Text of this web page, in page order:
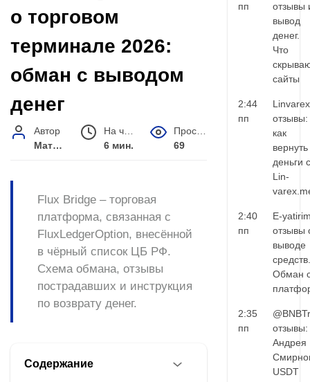
о торговом
терминале 2026:
обман с выводом
денег
Автор
Матвей Иванов
6 мин.
69
Flux Bridge – торговая
платформа, связанная с
FluxLedgerOption, внесённой
в чёрный список ЦБ РФ.
Схема обмана, отзывы
пострадавших и инструкция
по возврату денег.
Содержание
пп
отзывы
вывод
денег.
Что
сайты
2:44
пп
Linvarex
отзывы:
как
вернуть
деньги с
Lin-
2:40
пп
E-
отзывы
выводе
средств.
Обман
2:35
пп
Андрея
USDT